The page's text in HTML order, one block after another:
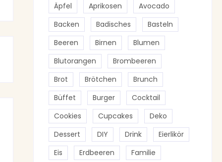
Äpfel
Aprikosen
Avocado
Backen
Badisches
Basteln
Beeren
Birnen
Blumen
Blutorangen
Brombeeren
Brot
Brötchen
Brunch
Büffet
Burger
Cocktail
Cookies
Cupcakes
Deko
Dessert
DIY Drink
Eierlikör
Eis
Erdbeeren Familie